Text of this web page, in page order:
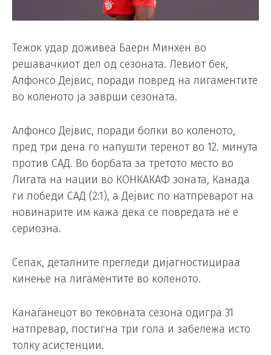
Тежок удар доживеа Баерн Минхен во
решавачкиот дел од сезоната. Левиот бек,
Алфонсо Дејвис, поради повред на лигаментите
во коленото ја заврши сезоната.
Алфонсо Дејвис, поради болки во коленото,
пред три дена го напушти теренот во 12. минута
против САД. Во борбата за третото место во
Лигата на нации во КОНКАКАФ зоната, Канада
ги победи САД (2:1), а Дејвис по натпреварот на
новинарите им кажа дека се повредата не е
сериозна.
Сепак, деталните прегледи дијагностицираа
кинење на лигаментите во коленото.
Канаѓанецот во тековната сезона одигра 31
натпревар, постигна три гола и забележа исто
толку асистенции.